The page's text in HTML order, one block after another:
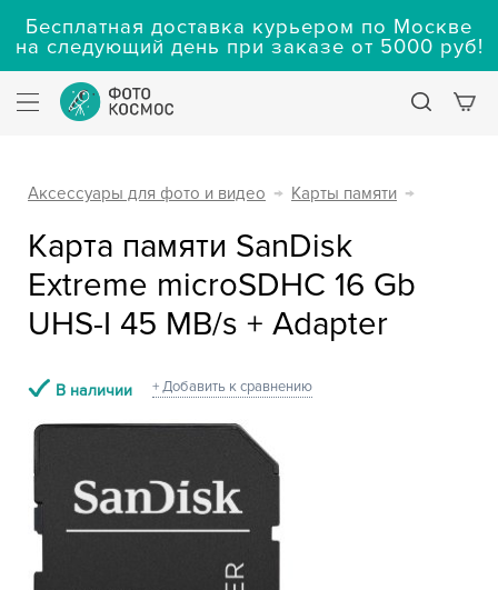
Бесплатная доставка курьером по Москве
на следующий день при заказе от 5000 руб!
Аксессуары для фото и видео → Карты памяти →
Карта памяти SanDisk
Extreme microSDHC 16 Gb
UHS-I 45 MB/s + Adapter
В наличии + Добавить к сравнению